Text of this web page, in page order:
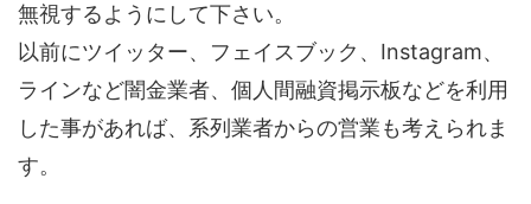
無視するようにして下さい。
以前にツイッター、フェイスブック、Instagram、
ラインなど闇金業者、個人間融資掲示板などを利用
した事があれば、系列業者からの営業も考えられま
す。